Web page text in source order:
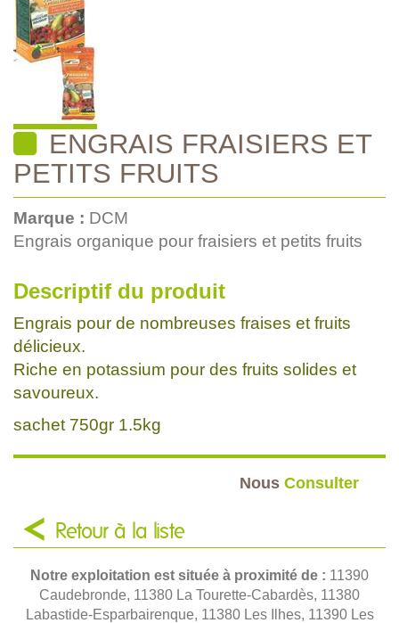
ENGRAIS FRAISIERS ET
PETITS FRUITS
Marque : DCM
Engrais organique pour fraisiers et petits fruits
Descriptif du produit
Engrais pour de nombreuses fraises et fruits
délicieux.
Riche en potassium pour des fruits solides et
savoureux.
sachet 750gr 1.5kg
Nous Consulter
Retour à la liste
Notre exploitation est située à proximité de : 11390
Caudebronde, 11380 La Tourette-Cabardès, 11380
Labastide-Esparbairenque, 11380 Les Ilhes, 11390 Les